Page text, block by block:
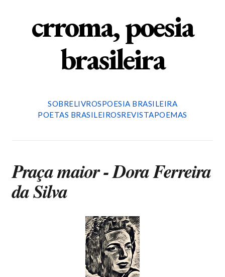
crroma, poesia
brasileira
SOBRELIVROSPOESIA BRASILEIRA
POETAS BRASILEIROSREVISTAPOEMAS
Praça maior - Dora Ferreira
da Silva